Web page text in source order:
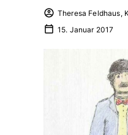
Theresa Feldhaus,
15. Januar 2017